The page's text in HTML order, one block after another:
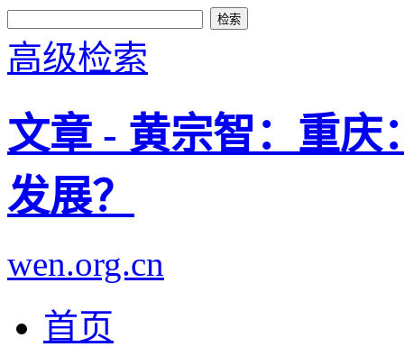
高级检索
文章 - 黄宗智：重庆
发展？
wen.org.cn
首页